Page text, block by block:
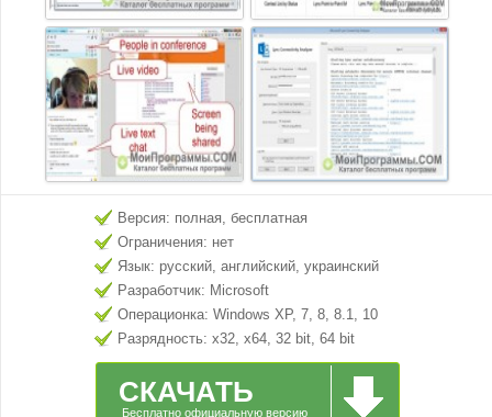
Версия: полная, бесплатная
Ограничения: нет
Язык: русский, английский, украинский
Разработчик: Microsoft
Операционка: Windows XP, 7, 8, 8.1, 10
Разрядность: x32, x64, 32 bit, 64 bit
СКАЧАТЬ
Бесплатно официальную версию